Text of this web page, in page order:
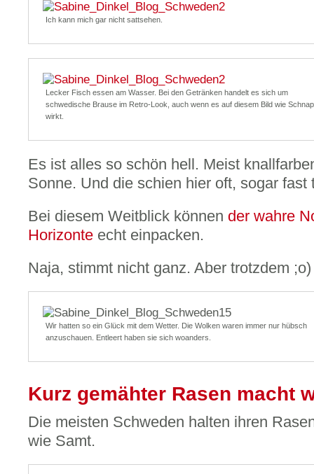
Ich kann mich gar nicht sattsehen.
Lecker Fisch essen am Wasser. Bei den Getränken handelt es sich um
schwedische Brause im Retro-Look, auch wenn es auf diesem Bild wie
wirkt.
Es ist alles so schön hell. Meist
Sonne. Und die schien hier oft, sogar fast
Bei diesem Weitblick können der wahre
Horizonte echt einpacken.
Naja, stimmt nicht ganz. Aber trotzdem ;o)
Wir hatten so ein Glück mit dem Wetter. Die Wolken waren immer nur hübsch
anzuschauen. Entleert haben sie sich woanders.
Kurz gemähter Rasen macht
Die meisten Schweden halten ihren
wie Samt.